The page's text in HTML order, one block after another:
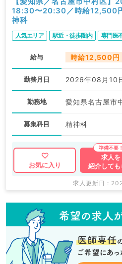
18:30〜20:30／時給12,500
神科
人気エリア 駅近・徒歩圏内 専門医
給与 時給12,500
勤務月日 2026年08月10
勤務地 愛知県名古屋市
募集科目 精神科
お気に入り
求人を
紹介しても
求人更新日 :